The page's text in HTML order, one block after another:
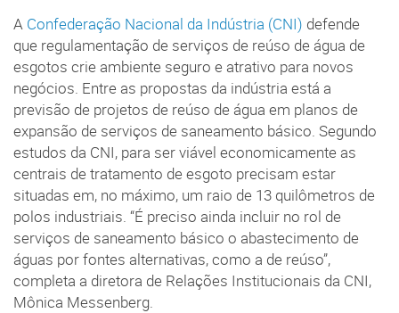
A Confederação Nacional da Indústria (CNI) defende
que regulamentação de serviços de reúso de água de
esgotos crie ambiente seguro e atrativo para novos
negócios. Entre as propostas da indústria está a
previsão de projetos de reúso de água em planos de
expansão de serviços de saneamento básico. Segundo
estudos da CNI, para ser viável economicamente as
centrais de tratamento de esgoto precisam estar
situadas em, no máximo, um raio de 13 quilômetros de
polos industriais. “É preciso ainda incluir no rol de
serviços de saneamento básico o abastecimento de
águas por fontes alternativas, como a de reúso”,
completa a diretora de Relações Institucionais da CNI,
Mônica Messenberg.